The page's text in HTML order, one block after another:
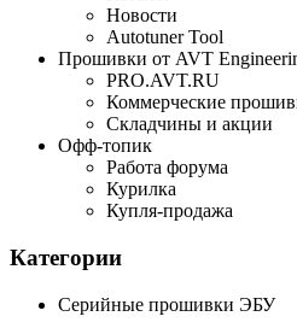
Новости
Autotuner Tool
Прошивки от AVT
PRO.AVT.RU
Коммерческие
Складчины и акции
Офф-топик
Работа форума
Курилка
Купля-продажа
Категории
Серийные прошивки ЭБУ